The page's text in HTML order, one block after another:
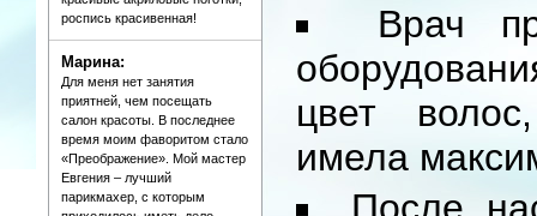
роспись красивенная!
Марина:
Для меня нет занятия
приятней, чем посещать
салон красоты. В последнее
время моим фаворитом стало
«Преображение». Мой мастер
Евгения – лучший
парикмахер, с которым
Врач
цвет
имела